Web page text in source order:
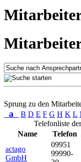
Sprung zu den
a B D E F G H K L
Telefonliste
Name
Telefon
actago
GmbH
09951
99990-